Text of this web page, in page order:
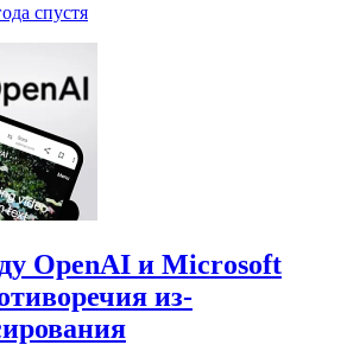
спустя
OpenAI и Microsoft
из-